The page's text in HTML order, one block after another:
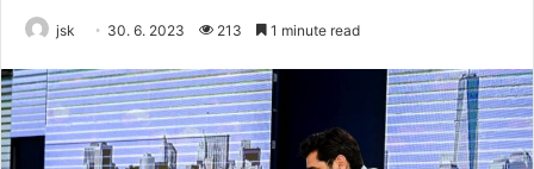
jsk 30. 6. 2023 213 1 minute read